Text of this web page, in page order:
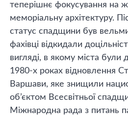
теперішнє фокусування на
меморіальну архітектуру.
статус спадщини був
фахівці відкидали
вигляді, в якому міста були
1980-х роках відновлення
Варшави, яке знищили
об’єктом Всесвітньої
Міжнародна рада з питань